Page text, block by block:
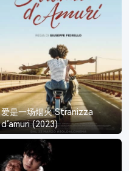
爱是一场烟火 Stranizza
d’amuri (2023)